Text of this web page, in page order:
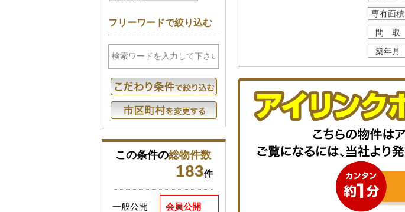
専有面積
間 取
築年月
フリーワードで絞り込む
この条件の総物件数
183件
会員公開
一般公開